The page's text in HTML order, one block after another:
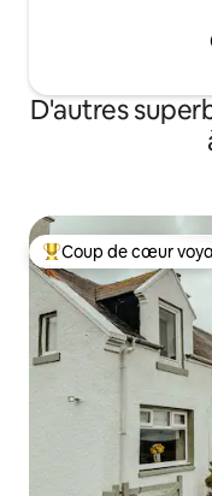
D'autres
Coup de cœur
Coup de cœur